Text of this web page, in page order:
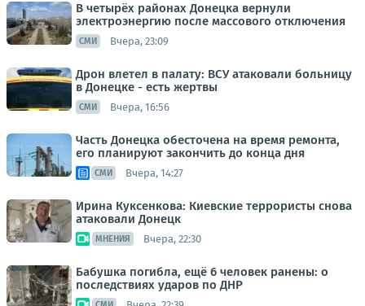
В четырёх районах Донецка вернули
электроэнергию после массового отключения
СМИ Вчера, 23:09
Дрон влетел в палату: ВСУ атаковали больницу
в Донецке - есть жертвы
СМИ Вчера, 16:56
Часть Донецка обесточена на время ремонта,
его планируют закончить до конца дня
СМИ Вчера, 14:27
Ирина Куксенкова: Киевские террористы снова
атаковали Донецк
МНЕНИЯ Вчера, 22:30
Бабушка погибла, ещё 6 человек ранены: о
последствиях ударов по ДНР